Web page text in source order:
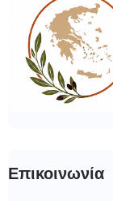
Επικοινωνία